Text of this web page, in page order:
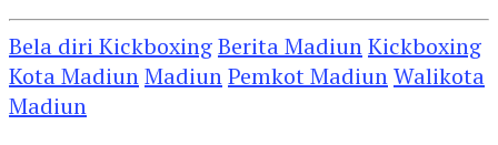
Bela diri KickboxingBerita MadiunKickboxing
Kota MadiunMadiunPemkot MadiunWalikota
Madiun